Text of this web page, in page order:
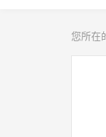
您所在